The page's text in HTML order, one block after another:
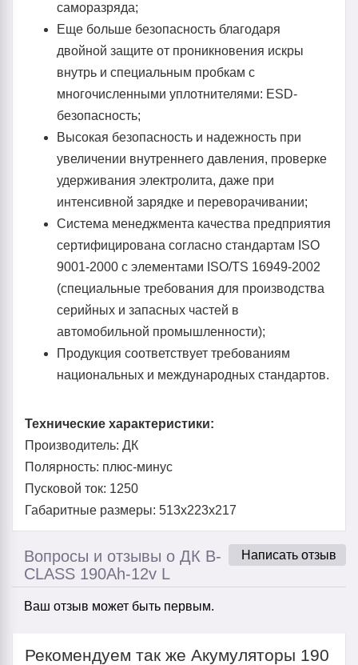
саморазряда;
Еще больше безопасность благодаря
двойной защите от проникновения искры
внутрь и специальным пробкам с
многочисленными уплотнителями: ESD-
безопасность;
Высокая безопасность и надежность при
увеличении внутреннего давления, проверке
удерживания электролита, даже при
интенсивной зарядке и переворачивании;
Система менеджмента качества предприятия
сертифицирована согласно стандартам ISO
9001-2000 с элементами ISO/TS 16949-2002
(специальные требования для производства
серийных и запасных частей в
автомобильной промышленности);
Продукция соответствует требованиям
национальных и международных стандартов.
Технические характеристики:
Производитель: ДК
Полярность: плюс-минус
Пусковой ток: 1250
Габаритные размеры: 513x223x217
Написать отзыв
Вопросы и отзывы о ДК B-
CLASS 190Ah-12v L
Ваш отзыв может быть первым.
Рекомендуем так же Акумуляторы 190